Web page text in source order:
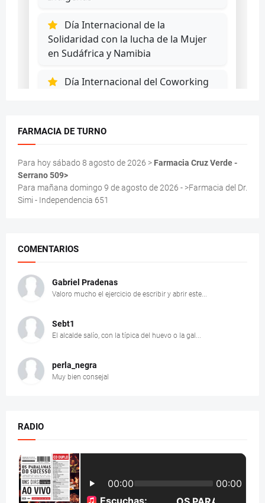
FARMACIA DE TURNO
Para hoy sábado 8 agosto de 2026 > Farmacia Cruz Verde -
Serrano 509>
Para mañana domingo 9 de agosto de 2026 - >Farmacia del Dr.
Simi - Independencia 651
COMENTARIOS
Gabriel Pradenas
Valoro mucho el ejercicio de escribir y abrir este...
Sebt1
El alcalde salío, con la típica del huevo o la gal...
perla_negra
Muy bien consejal
RADIO